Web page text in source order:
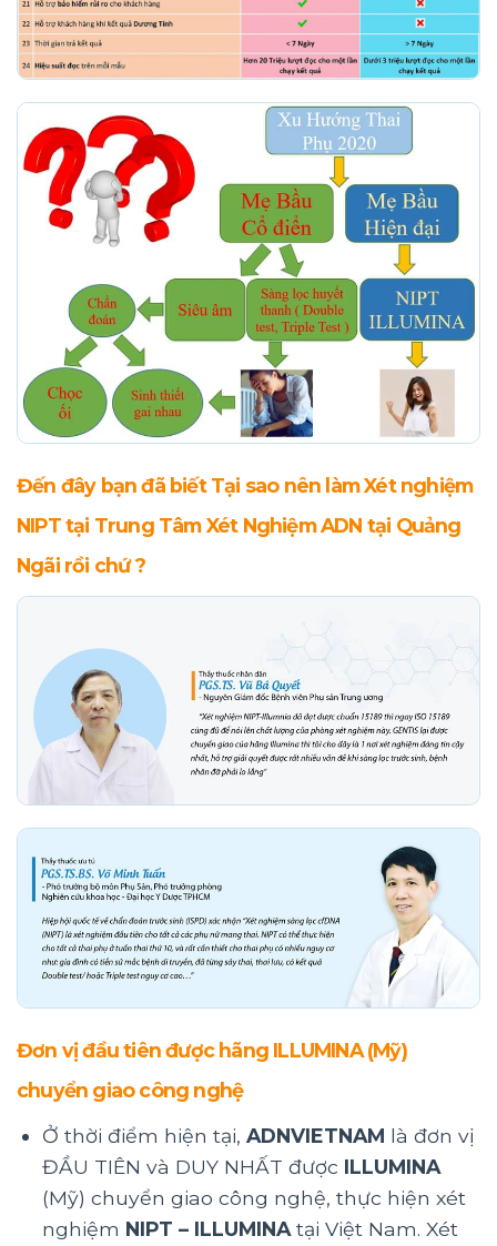
Đến đây bạn đã biết Tại sao nên làm Xét nghiệm
NIPT tại Trung Tâm Xét Nghiệm ADN tại Quảng
Ngãi rồi chứ ?
Đơn vị đầu tiên được hãng ILLUMINA (Mỹ)
chuyển giao công nghệ
Ở thời điểm hiện tại, ADNVIETNAM là đơn vị
ĐẦU TIÊN và DUY NHẤT được ILLUMINA
(Mỹ) chuyển giao công nghệ, thực hiện xét
nghiệm NIPT – ILLUMINAtại Việt Nam. Xét